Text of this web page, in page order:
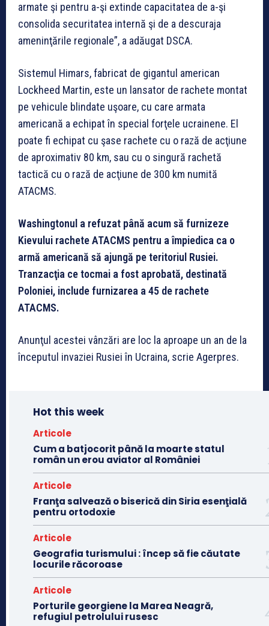
armate şi pentru a-şi extinde capacitatea de a-şi
consolida securitatea internă şi de a descuraja
ameninţările regionale”, a adăugat DSCA.
Sistemul Himars, fabricat de gigantul american
Lockheed Martin, este un lansator de rachete montat
pe vehicule blindate uşoare, cu care armata
americană a echipat în special forţele ucrainene. El
poate fi echipat cu şase rachete cu o rază de acţiune
de aproximativ 80 km, sau cu o singură rachetă
tactică cu o rază de acţiune de 300 km numită
ATACMS.
Washingtonul a refuzat până acum să furnizeze
Kievului rachete ATACMS pentru a împiedica ca o
armă americană să ajungă pe teritoriul Rusiei.
Tranzacţia ce tocmai a fost aprobată, destinată
Poloniei, include furnizarea a 45 de rachete
ATACMS.
Anunţul acestei vânzări are loc la aproape un an de la
începutul invaziei Rusiei în Ucraina, scrie Agerpres.
Hot this week
Articole
Cum a batjocorit până la moarte statul
român un erou aviator al României
Articole
Franţa salvează o biserică din Siria esenţială
pentru ortodoxie
Articole
Geografia turismului : încep să fie căutate
locurile răcoroase
Articole
Porturile georgiene la Marea Neagră,
refugiul petrolului rusesc